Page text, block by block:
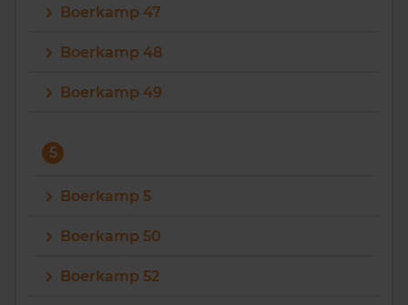
Boerkamp 47
Boerkamp 48
Boerkamp 49
5
Boerkamp 5
Boerkamp 50
Boerkamp 52